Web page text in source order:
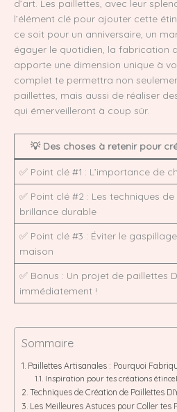
d’art. Les paillettes, avec leur
l’élément clé pour ajouter cette
ce soit pour un anniversaire, un
égayer le quotidien, la fabrication
apporte une dimension unique à
complet te permettra non
paillettes, mais aussi de réaliser
qui émerveilleront à coup sûr.
💡 Des choses à retenir pour
✅ Point clé #1 : L’importance de
✅ Point clé #2 : Les techniques
brillance durable
✅ Point clé #3 : Éviter le
maison
✅ Bonus : Un projet de paillettes
immédiatement !
Sommaire
Paillettes Artisanales : Pourquoi
Inspiration pour tes créations
Techniques de Création de Paillettes
Les Meilleures Astuces pour Coller tes